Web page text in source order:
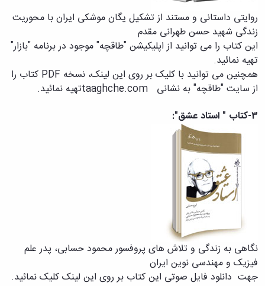
روایتی داستانی و مستند از تشکیل یگان موشکی ایران با محوریت
زندگی شهید حسن طهرانی مقدم
این کتاب را می توانید از اپلیکیشن "طاقچه" موجود در برنامه "بازار"
تهیه نمائید.
همچنین می توانید با کلیک بر روی این لینک، نسخه PDF کتاب را
از سایت "طاقچه" به نشانی taaghche.comتهیه نمائید.
-3کتاب " استاد عشق":
نگاهی به زندگی و تلاش های پروفسور محمود حسابی، پدر علم
فیزیک و مهندسی نوین ایران
جهت دانلود فایل صوتی این کتاب بر روی این لینک کلیک نمائید.